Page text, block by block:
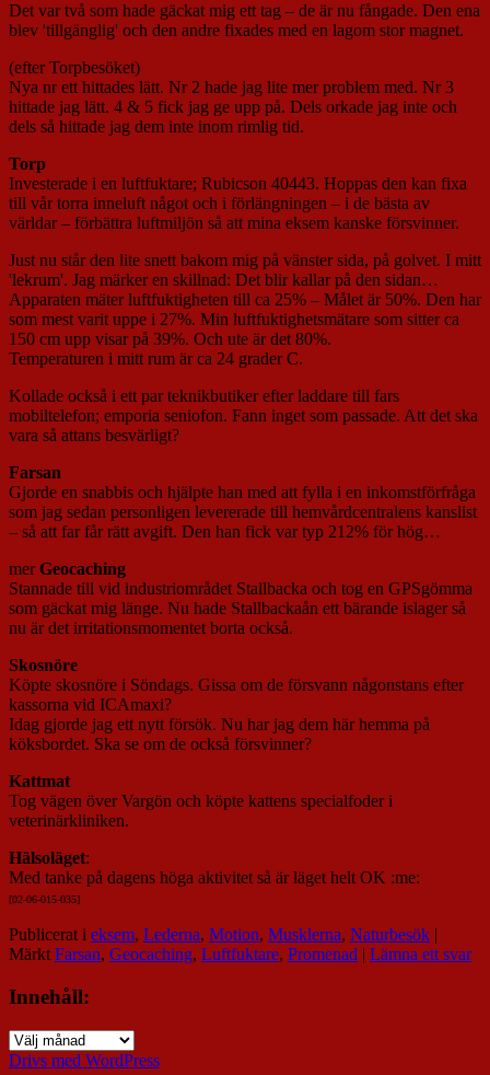
Det var två som hade gäckat mig ett tag – de är nu fångade. Den ena
blev 'tillgänglig' och den andre fixades med en lagom stor magnet.
(efter Torpbesöket)
Nya nr ett hittades lätt. Nr 2 hade jag lite mer problem med. Nr 3
hittade jag lätt. 4 & 5 fick jag ge upp på. Dels orkade jag inte och
dels så hittade jag dem inte inom rimlig tid.
Torp
Investerade i en luftfuktare; Rubicson 40443. Hoppas den kan fixa
till vår torra inneluft något och i förlängningen – i de bästa av
världar – förbättra luftmiljön så att mina eksem kanske försvinner.
Just nu står den lite snett bakom mig på vänster sida, på golvet. I mitt
'lekrum'. Jag märker en skillnad: Det blir kallar på den sidan…
Apparaten mäter luftfuktigheten till ca 25% – Målet är 50%. Den har
som mest varit uppe i 27%. Min luftfuktighetsmätare som sitter ca
150 cm upp visar på 39%. Och ute är det 80%.
Temperaturen i mitt rum är ca 24 grader C.
Kollade också i ett par teknikbutiker efter laddare till fars
mobiltelefon; emporia seniofon. Fann inget som passade. Att det ska
vara så attans besvärligt?
Farsan
Gjorde en snabbis och hjälpte han med att fylla i en inkomstförfråga
som jag sedan personligen levererade till hemvårdcentralens kanslist
– så att far får rätt avgift. Den han fick var typ 212% för hög…
merGeocaching
Stannade till vid industriområdet Stallbacka och tog en GPSgömma
som gäckat mig länge. Nu hade Stallbackaån ett bärande islager så
nu är det irritationsmomentet borta också.
Skosnöre
Köpte skosnöre i Söndags. Gissa om de försvann någonstans efter
kassorna vid ICAmaxi?
Idag gjorde jag ett nytt försök. Nu har jag dem här hemma på
köksbordet. Ska se om de också försvinner?
Kattmat
Tog vägen över Vargön och köpte kattens specialfoder i
veterinärkliniken.
Hälsoläget:
Med tanke på dagens höga aktivitet så är läget helt OK :me:
[02-06-015-035]
Publicerat i eksem, Lederna, Motion, Musklerna, Naturbesök |
Märkt Farsan, Geocaching, Luftfuktare, Promenad | Lämna ett svar
Innehåll:
Innehåll:
Drivs med WordPress